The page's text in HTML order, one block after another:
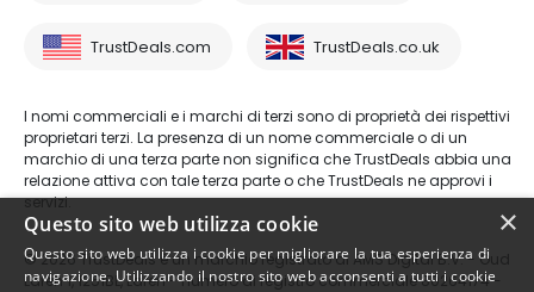
TrustDeals.com TrustDeals.co.uk
I nomi commerciali e i marchi di terzi sono di proprietà dei rispettivi
proprietari terzi. La presenza di un nome commerciale o di un
marchio di una terza parte non significa che TrustDeals abbia una
relazione attiva con tale terza parte o che TrustDeals ne approvi i
servizi.
© 2026 TrustDeals è un marchio registrato di AMS Digital B.V. - Oud
Laren 1, 1251BL, Laren - numero di registro commerciale 80264174 -
×
Questo sito web utilizza cookie
Questo sito web utilizza i cookie per migliorare la tua esperienza di
navigazione. Utilizzando il nostro sito web acconsenti a tutti i cookie